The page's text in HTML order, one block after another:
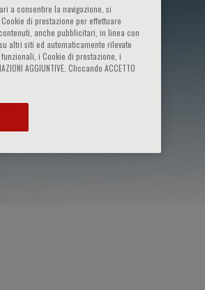
a consentire la navigazione, si
di prestazione per effettuare
anche pubblicitari, in linea con
altri siti ed automaticamente rilevate
i Cookie di prestazione, i
AGGIUNTIVE. Cliccando ACCETTO